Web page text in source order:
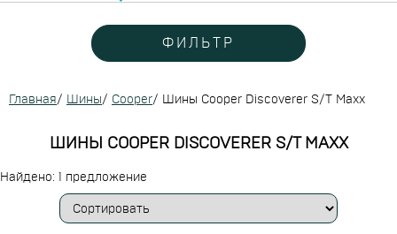
ФИЛЬТР
Главная/ Шины/ Cooper/ Шины Cooper Discoverer S/T Maxx
ШИНЫ COOPER DISCOVERER S/T MAXX
Найдено: 1 предложение